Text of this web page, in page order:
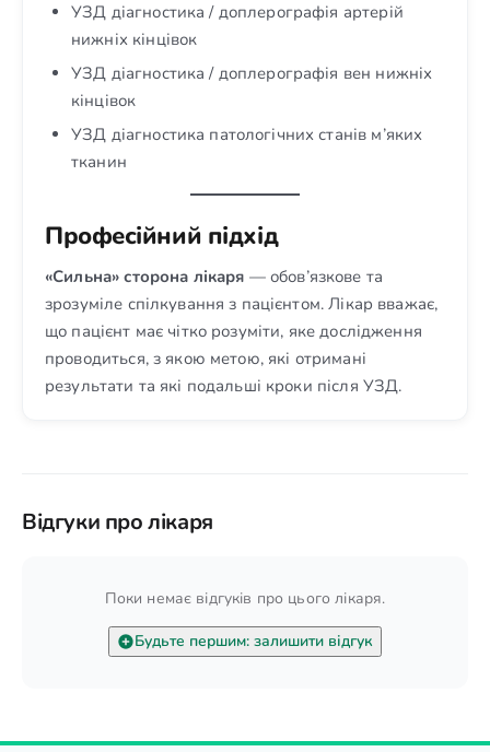
УЗД діагностика / доплерографія артерій
нижніх кінцівок
УЗД діагностика / доплерографія вен нижніх
кінцівок
УЗД діагностика патологічних станів м’яких
тканин
Професійний підхід
«Сильна» сторона лікаря — обов’язкове та
зрозуміле спілкування з пацієнтом. Лікар вважає,
що пацієнт має чітко розуміти, яке дослідження
проводиться, з якою метою, які отримані
результати та які подальші кроки після УЗД.
Відгуки про лікаря
Поки немає відгуків про цього лікаря.
Будьте першим: залишити відгук